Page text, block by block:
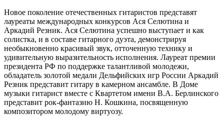
Новое поколение отечественных гитаристов представят
лауреаты международных конкурсов Ася Селютина и
Аркадий Резник. Ася Селютина успешно выступает и как
солистка, и в составе гитарного дуэта, демонстрируя
необыкновенно красивый звук, отточенную технику и
удивительную выразительность исполнения. Лауреат премии
президента РФ по поддержке талантливой молодежи,
обладатель золотой медали Дельфийских игр России Аркадий
Резник представит гитару в камерном ансамбле. В Доме
музыки гитарист вместе с Квартетом имени В.А. Берлинского
представит рок-фантазию Н. Кошкина, посвященную
композитором молодому виртуозу.